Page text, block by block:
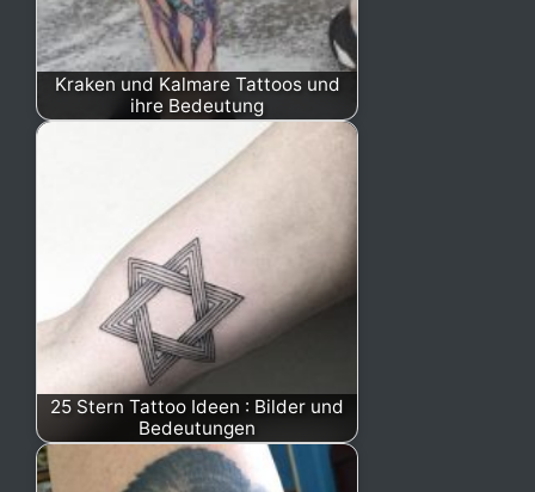
Kraken und Kalmare Tattoos und
ihre Bedeutung
25 Stern Tattoo Ideen : Bilder und
Bedeutungen